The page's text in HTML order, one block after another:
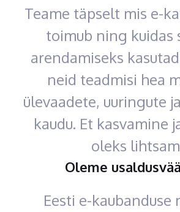
Teame täpselt mis e-
toimub ning kuidas
arendamiseks
neid teadmisi hea
ülevaadete, uuringute
kaudu. Et kasvamine
oleks
Oleme
Eesti e-kaubanduse